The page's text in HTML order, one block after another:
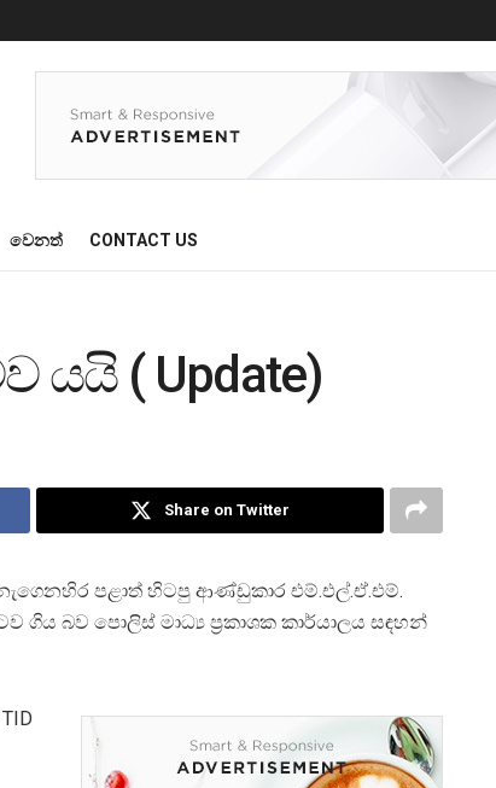
වෙනත් CONTACT US
යයි ( Update)
Share on Twitter
පළාත් හිටපු ආණ්ඩුකාර එම්.එල්.ඒ.එම්.
බව පොලිස් මාධ්‍ය ප්‍රකාශක කාර්යාලය සඳහන්